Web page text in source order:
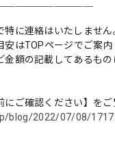
に連絡はいたしません
はTOPページでご案内
金額の記載してあるもの
にご確認ください】を
blog/2022/07/08/